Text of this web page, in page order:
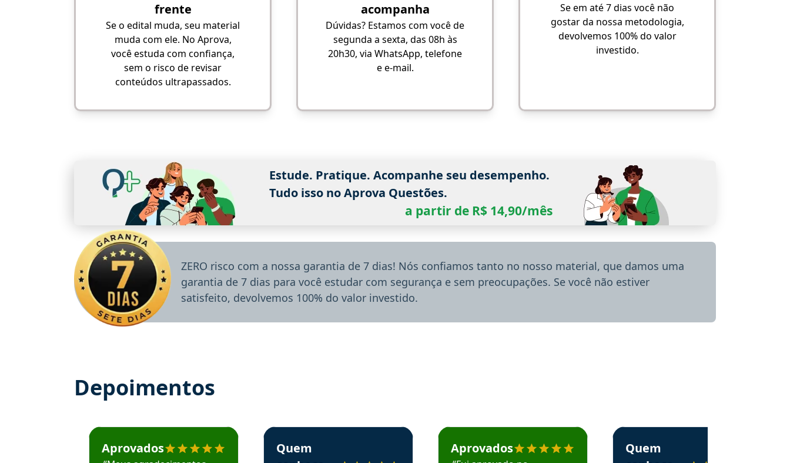
frente
Se o edital muda, seu material
muda com ele. No Aprova,
você estuda com confiança,
sem o risco de revisar
conteúdos ultrapassados.
acompanha
Dúvidas? Estamos com você de
segunda a sexta, das 08h às
20h30, via WhatsApp, telefone
e e-mail.
Se em até 7 dias você não
gostar da nossa metodologia,
devolvemos 100% do valor
investido.
Estude. Pratique. Acompanhe seu desempenho.
Tudo isso no Aprova Questões.
a partir de R$ 14,90/mês
ZERO risco com a nossa garantia de 7 dias! Nós confiamos tanto no nosso material, que damos uma
garantia de 7 dias para você estudar com segurança e sem preocupações. Se você não estiver
satisfeito, devolvemos 100% do valor investido.
Depoimentos
Estudante José recomenda o Aprova Concursos em depoimento
Aprovados
Estudante Sergio recomenda o Aprova Concursos em depoimento
Quem
Estudante Mário recomenda o Aprova Concursos em depoimento
Aprovados
Estudante Alessandra recomenda o Aprova
Quem